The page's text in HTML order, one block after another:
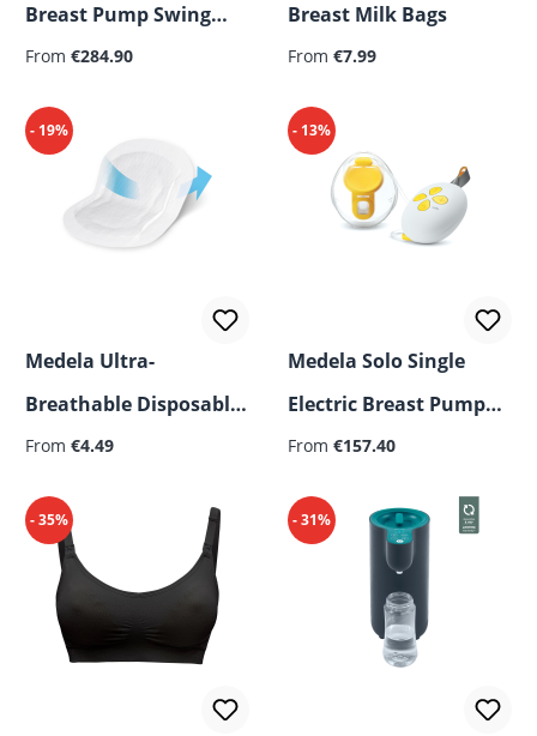
Breast Pump Swing
Maxi™ Hands-free
From €284.90
Breast Milk Bags
Regular price:
From €7.99
- 19%
Medela Ultra-
Breathable Disposable
Nursing Pads
Regular price:
From €4.49
- 13%
Medela Solo Single
Electric Breast Pump
Hands-free
From €157.40
- 35% - 31%